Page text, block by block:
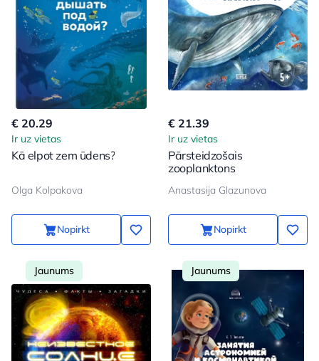
€ 20.29
Ir uz vietas
Kā elpot zem ūdens?
Olga Kolpakova
Nopirkt
€ 21.39
Ir uz vietas
Pārsteidzošais
zooplanktons
Anastasija Glazunova
Nopirkt
Jaunums Jaunums